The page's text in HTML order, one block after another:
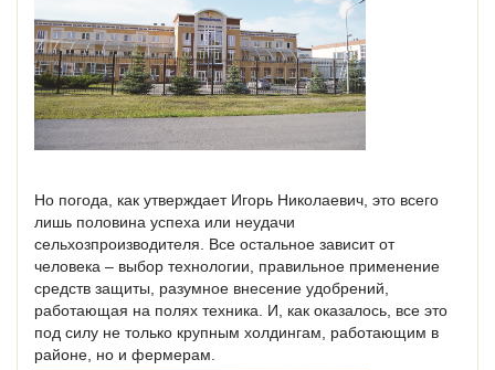
Но погода, как утверждает Игорь Николаевич, это всего
лишь половина успеха или неудачи
сельхозпроизводителя. Все остальное зависит от
человека – выбор технологии, правильное применение
средств защиты, разумное внесение удобрений,
работающая на полях техника. И, как оказалось, все это
под силу не только крупным холдингам, работающим в
районе, но и фермерам.